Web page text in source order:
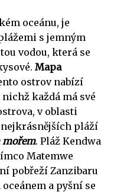
oceánu, je
s jemným
vodou, která se
Mapa
ostrov nabízí
každá má své
v oblasti
pláží
. Pláž Kendwa
Matemwe
pobřeží Zanzibaru
a pyšní se